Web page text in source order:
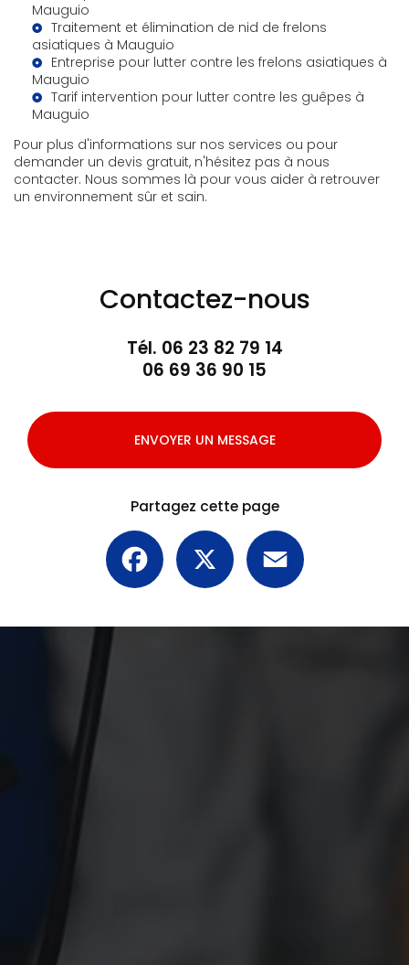
Mauguio
Traitement et élimination de nid de frelons
asiatiques à Mauguio
Entreprise pour lutter contre les frelons asiatiques à
Mauguio
Tarif intervention pour lutter contre les guêpes à
Mauguio
Pour plus d'informations sur nos services ou pour
demander un devis gratuit, n'hésitez pas à nous
contacter. Nous sommes là pour vous aider à retrouver
un environnement sûr et sain.
Contactez-nous
Tél. 06 23 82 79 14
06 69 36 90 15
ENVOYER UN MESSAGE
Partagez cette page
Facebook